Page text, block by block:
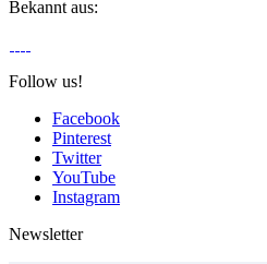
Bekannt aus:
Follow us!
Facebook
Pinterest
Twitter
YouTube
Instagram
Newsletter